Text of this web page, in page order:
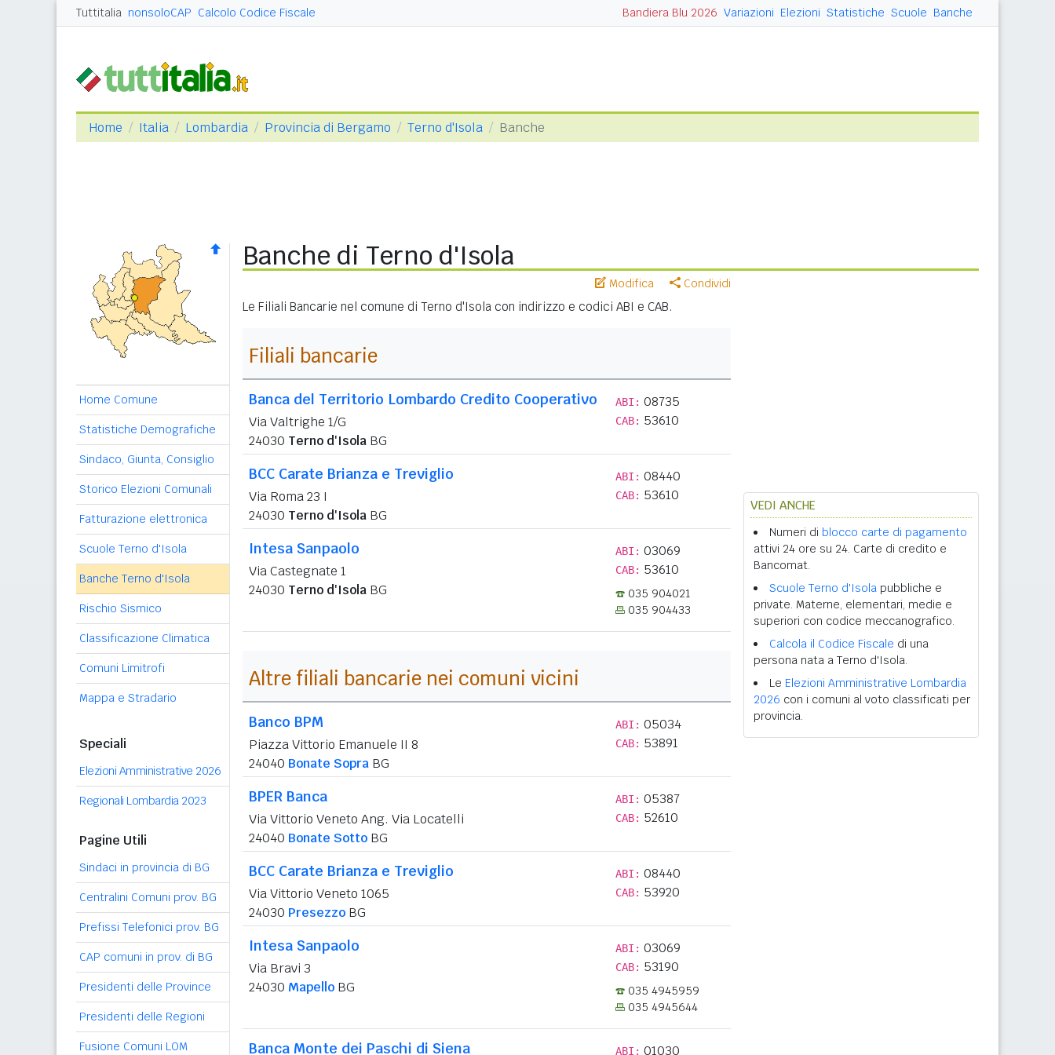
Tuttitalia nonsoloCAP Calcolo Codice Fiscale Bandiera Blu 2026 Variazioni Elezioni Statistiche Scuole Banche
Home Italia Lombardia Provincia di Bergamo Terno d'Isola Banche
Home Comune
Statistiche Demografiche
Sindaco, Giunta, Consiglio
Storico Elezioni Comunali
Fatturazione elettronica
Scuole Terno d'Isola
Banche Terno d'Isola
Rischio Sismico
Classificazione Climatica
Comuni Limitrofi
Mappa e Stradario
Speciali
Elezioni Amministrative 2026
Regionali Lombardia 2023
Pagine Utili
Sindaci in provincia di BG
Centralini Comuni prov. BG
Prefissi Telefonici prov. BG
CAP comuni in prov. di BG
Presidenti delle Province
Presidenti delle Regioni
Fusione Comuni LOM
Banche di Terno d'Isola
Modifica Condividi
Le Filiali Bancarie nel comune di Terno d'Isola con indirizzo e codici ABI e CAB.
Filiali bancarie
Banca del Territorio Lombardo Credito Cooperativo
Via Valtrighe 1/G
24030 Terno d'Isola BG
ABI: 08735
CAB: 53610
BCC Carate Brianza e Treviglio
Via Roma 23 I
24030 Terno d'Isola BG
ABI: 08440
CAB: 53610
Intesa Sanpaolo
Via Castegnate 1
24030 Terno d'Isola BG
ABI: 03069
CAB: 53610
035 904021
035 904433
Altre filiali bancarie nei comuni vicini
Banco BPM
Piazza Vittorio Emanuele II 8
24040 Bonate Sopra BG
ABI: 05034
CAB: 53891
BPER Banca
Via Vittorio Veneto Ang. Via Locatelli
24040 Bonate Sotto BG
ABI: 05387
CAB: 52610
BCC Carate Brianza e Treviglio
Via Vittorio Veneto 1065
24030 Presezzo BG
ABI: 08440
CAB: 53920
Intesa Sanpaolo
Via Bravi 3
24030 Mapello BG
ABI: 03069
CAB: 53190
035 4945959
035 4945644
Banca Monte dei Paschi di Siena ABI: 01030
VEDI ANCHE
Numeri di blocco carte di pagamento
attivi 24 ore su 24. Carte di credito e
Bancomat.
Scuole Terno d'Isola pubbliche e
private. Materne, elementari, medie e
superiori con codice meccanografico.
Calcola il Codice Fiscale di una
persona nata a Terno d'Isola.
Le Elezioni Amministrative Lombardia
2026 con i comuni al voto classificati per
provincia.